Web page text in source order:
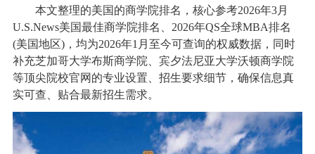
本文整理的美国的商学院排名，核心参考2026年3月
U.S.News美国最佳商学院排名、2026年QS全球MBA排名
(美国地区)，均为2026年1月至今可查询的权威数据，同时
补充芝加哥大学布斯商学院、宾夕法尼亚大学沃顿商学院
等顶尖院校官网的专业设置、招生要求细节，确保信息真
实可查、贴合最新招生需求。